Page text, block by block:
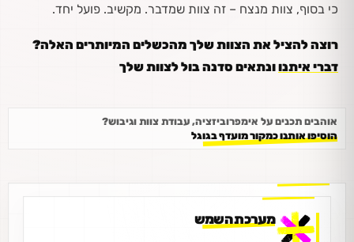
כי בסוף, צוות מנצח – זה צוות שמדבר. מקשיב. פועל יחד.
רוצה להציל את הצוות שלך מהכשלים המיותרים האלה?
דברי איתנוונתאים סדנה בול לצוות שלך
אוהבים תכנים על אימפרוביזציה, עבודת צוות וגיבוש?
הוסיפו אותנו כמקור מועדף בגוגל
מערכת השמש